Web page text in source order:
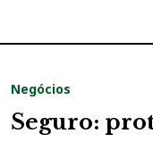
Negócios
Seguro: